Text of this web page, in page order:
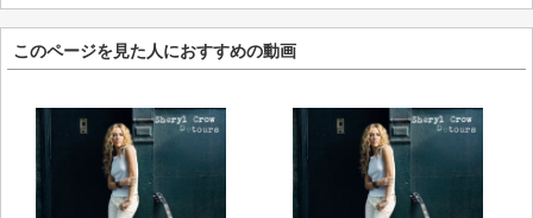
このページを見た人におすすめの動画